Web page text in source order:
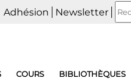
Adhésion Newsletter
COURS BIBLIOTHÈQUES